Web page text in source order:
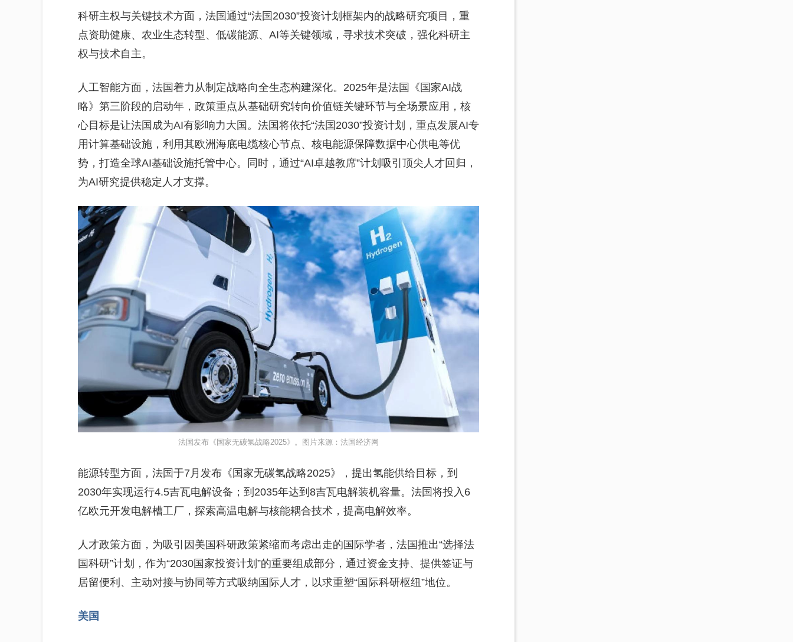
科研主权与关键技术方面，法国通过“法国2030”投资计划框架内的战略研究项目，重
点资助健康、农业生态转型、低碳能源、AI等关键领域，寻求技术突破，强化科研主
权与技术自主。
人工智能方面，法国着力从制定战略向全生态构建深化。2025年是法国《国家AI战
略》第三阶段的启动年，政策重点从基础研究转向价值链关键环节与全场景应用，核
心目标是让法国成为AI有影响力大国。法国将依托“法国2030”投资计划，重点发展AI专
用计算基础设施，利用其欧洲海底电缆核心节点、核电能源保障数据中心供电等优
势，打造全球AI基础设施托管中心。同时，通过“AI卓越教席”计划吸引顶尖人才回归，
为AI研究提供稳定人才支撑。
法国发布《国家无碳氢战略2025》。图片来源：法国经济网
能源转型方面，法国于7月发布《国家无碳氢战略2025》，提出氢能供给目标，到
2030年实现运行4.5吉瓦电解设备；到2035年达到8吉瓦电解装机容量。法国将投入6
亿欧元开发电解槽工厂，探索高温电解与核能耦合技术，提高电解效率。
人才政策方面，为吸引因美国科研政策紧缩而考虑出走的国际学者，法国推出“选择法
国科研”计划，作为“2030国家投资计划”的重要组成部分，通过资金支持、提供签证与
居留便利、主动对接与协同等方式吸纳国际人才，以求重塑“国际科研枢纽”地位。
美国